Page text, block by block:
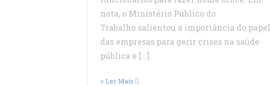
nota, o Ministério Público do
Trabalho salientou a importância do papel
das empresas para gerir crises na saúde
pública e [...]
> Ler Mais